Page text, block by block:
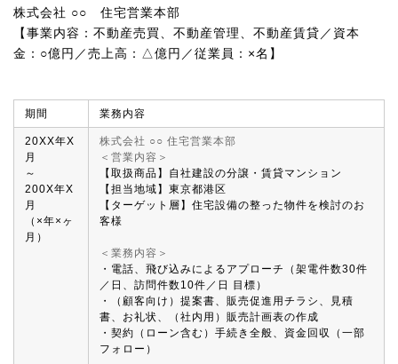
株式会社 ○○ 住宅営業本部
【事業内容：不動産売買、不動産管理、不動産賃貸／資本
金：○億円／売上高：△億円／従業員：×名】
期間 業務内容
20XX年X
月
～
200X年X
月
（×年×ヶ
月）
株式会社 ○○ 住宅営業本部
＜営業内容＞
【取扱商品】自社建設の分譲・賃貸マンション
【担当地域】東京都港区
【ターゲット層】住宅設備の整った物件を検討のお
客様
＜業務内容＞
・電話、飛び込みによるアプローチ（架電件数30件
／日、訪問件数10件／日 目標）
・（顧客向け）提案書、販売促進用チラシ、見積
書、お礼状、（社内用）販売計画表の作成
・契約（ローン含む）手続き全般、資金回収（一部
フォロー）